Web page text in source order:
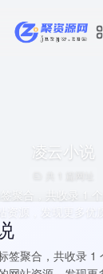
凌云小说
签聚合，共收录 1
资源，发现更多优
签聚合，共收录